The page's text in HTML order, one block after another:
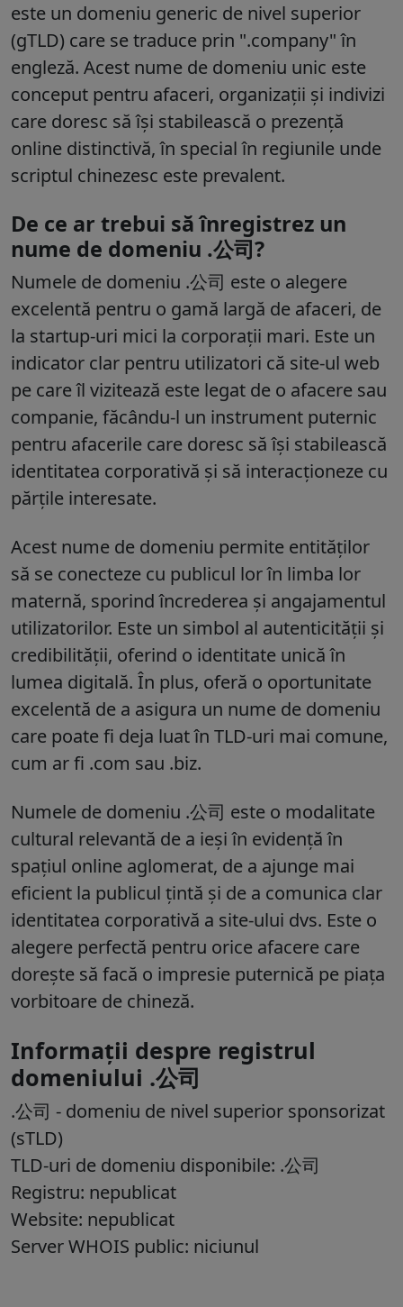
este un domeniu generic de nivel superior
(gTLD) care se traduce prin ".company" în
engleză. Acest nume de domeniu unic este
conceput pentru afaceri, organizații și indivizi
care doresc să își stabilească o prezență
online distinctivă, în special în regiunile unde
scriptul chinezesc este prevalent.
De ce ar trebui să înregistrez un
nume de domeniu .公司?
Numele de domeniu .公司 este o alegere
excelentă pentru o gamă largă de afaceri, de
la startup-uri mici la corporații mari. Este un
indicator clar pentru utilizatori că site-ul web
pe care îl vizitează este legat de o afacere sau
companie, făcându-l un instrument puternic
pentru afacerile care doresc să își stabilească
identitatea corporativă și să interacționeze cu
părțile interesate.
Acest nume de domeniu permite entităților
să se conecteze cu publicul lor în limba lor
maternă, sporind încrederea și angajamentul
utilizatorilor. Este un simbol al autenticității și
credibilității, oferind o identitate unică în
lumea digitală. În plus, oferă o oportunitate
excelentă de a asigura un nume de domeniu
care poate fi deja luat în TLD-uri mai comune,
cum ar fi .com sau .biz.
Numele de domeniu .公司 este o modalitate
cultural relevantă de a ieși în evidență în
spațiul online aglomerat, de a ajunge mai
eficient la publicul țintă și de a comunica clar
identitatea corporativă a site-ului dvs. Este o
alegere perfectă pentru orice afacere care
dorește să facă o impresie puternică pe piața
vorbitoare de chineză.
Informații despre registrul
domeniului .公司
.公司 - domeniu de nivel superior sponsorizat
(sTLD)
TLD-uri de domeniu disponibile: .公司
Registru: nepublicat
Website: nepublicat
Server WHOIS public: niciunul